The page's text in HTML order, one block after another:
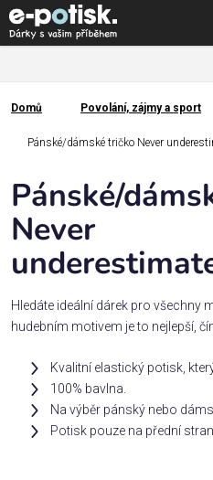
Přejít
na
obsah
Kategorie
Dárek
pro
Rodina
Láska
Povolání,
zájmy a
sport
Domů
Domů Povolání, zájmy a sport
Pánské/dámské tričko Never
Pánské/
Never
Hledáte ideální dárek pro všechny
hudebním motivem je to nejlepší,
Kvalitní elastický potisk,
100% bavlna.
Na výběr pánský nebo
Potisk pouze na přední